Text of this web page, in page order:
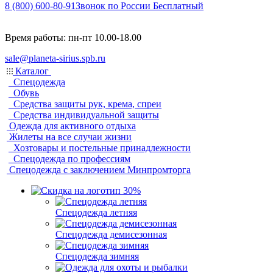
8 (800) 600-80-91Звонок по России Бесплатный
Время работы: пн-пт 10.00-18.00
sale@planeta-sirius.spb.ru
Каталог
Спецодежда
Обувь
Средства защиты рук, крема, спреи
Средства индивидуальной защиты
Одежда для активного отдыха
Жилеты на все случаи жизни
Хозтовары и постельные принадлежности
Спецодежда по профессиям
Спецодежда с заключением Минпромторга
Спецодежда летняя
Спецодежда демисезонная
Спецодежда зимняя